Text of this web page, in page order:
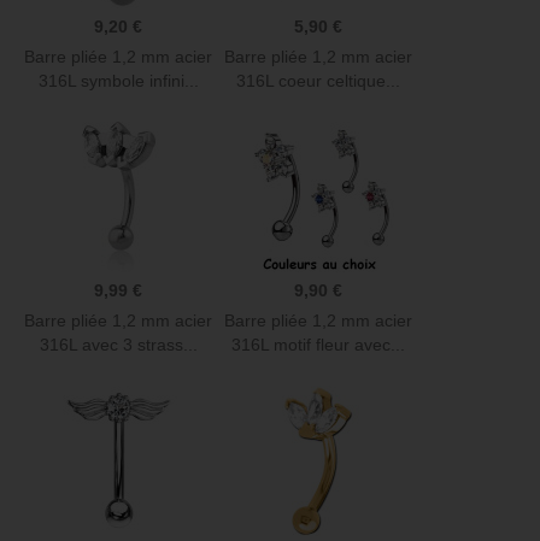
9,20 €
Barre pliée 1,2 mm acier
316L symbole infini...
5,90 €
Barre pliée 1,2 mm acier
316L coeur celtique...
9,99 €
Barre pliée 1,2 mm acier
316L avec 3 strass...
9,90 €
Barre pliée 1,2 mm acier
316L motif fleur avec...